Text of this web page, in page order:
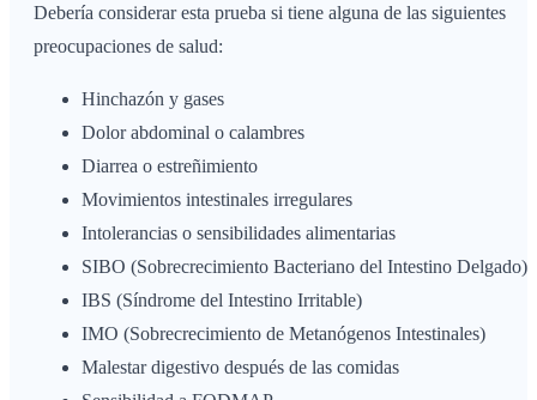
Debería considerar esta prueba si tiene alguna de las siguientes
preocupaciones de salud:
Hinchazón y gases
Dolor abdominal o calambres
Diarrea o estreñimiento
Movimientos intestinales irregulares
Intolerancias o sensibilidades alimentarias
SIBO (Sobrecrecimiento Bacteriano del Intestino Delgado)
IBS (Síndrome del Intestino Irritable)
IMO (Sobrecrecimiento de Metanógenos Intestinales)
Malestar digestivo después de las comidas